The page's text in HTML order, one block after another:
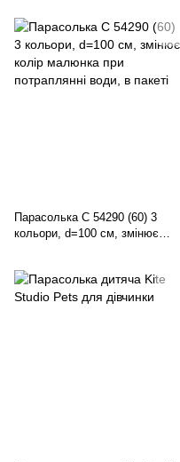
Парасолька C 54290 (60) 3
кольори, d=100 см, змінює